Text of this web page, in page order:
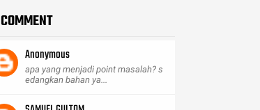
COMMENT
Anonymous
apa yang menjadi point masalah? s
edangkan bahan ya...